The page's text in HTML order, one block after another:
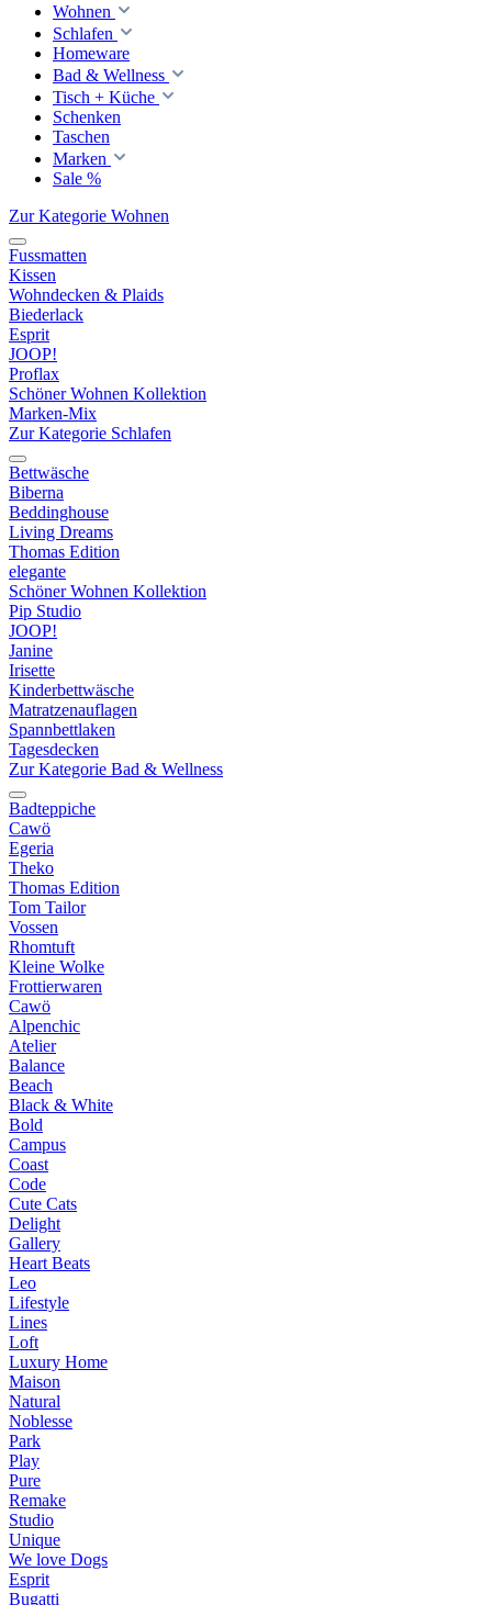
Wohnen
Schlafen
Homeware
Bad & Wellness
Tisch + Küche
Schenken
Taschen
Marken
Sale %
Zur Kategorie Wohnen
Fussmatten
Kissen
Wohndecken & Plaids
Biederlack
Esprit
JOOP!
Proflax
Schöner Wohnen Kollektion
Marken-Mix
Zur Kategorie Schlafen
Bettwäsche
Biberna
Beddinghouse
Living Dreams
Thomas Edition
elegante
Schöner Wohnen Kollektion
Pip Studio
JOOP!
Janine
Irisette
Kinderbettwäsche
Matratzenauflagen
Spannbettlaken
Tagesdecken
Zur Kategorie Bad & Wellness
Badteppiche
Cawö
Egeria
Theko
Thomas Edition
Tom Tailor
Vossen
Rhomtuft
Kleine Wolke
Frottierwaren
Cawö
Alpenchic
Atelier
Balance
Beach
Black & White
Bold
Campus
Coast
Code
Cute Cats
Delight
Gallery
Heart Beats
Leo
Lifestyle
Lines
Loft
Luxury Home
Maison
Natural
Noblesse
Park
Play
Pure
Remake
Studio
Unique
We love Dogs
Esprit
Bugatti